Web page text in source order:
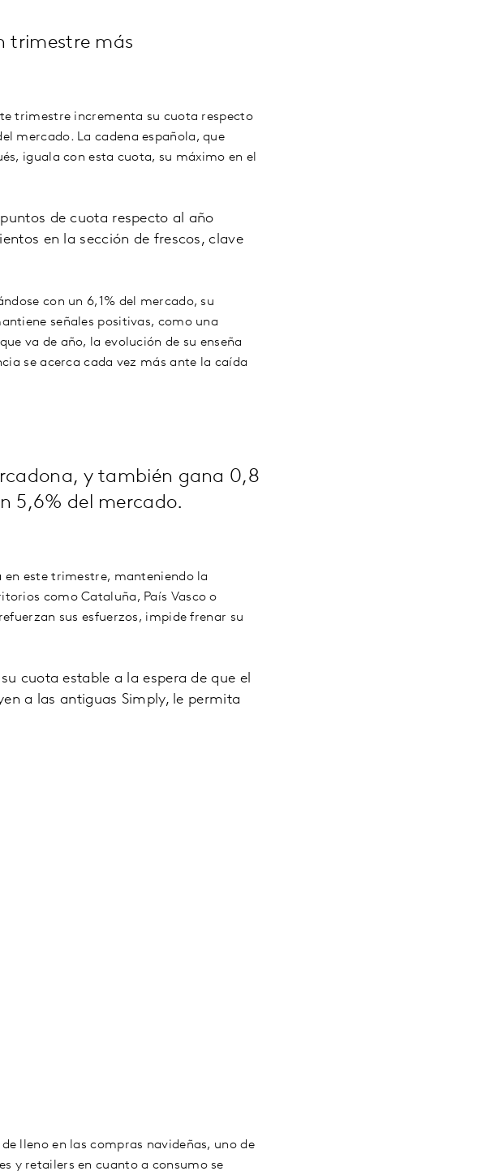
trimestre más
trimestre incrementa su cuota respecto
mercado. La cadena española, que
iguala con esta cuota, su máximo en el
de cuota respecto al año
en la sección de frescos, clave
con un 6,1% del mercado, su
señales positivas, como una
va de año, la evolución de su enseña
se acerca cada vez más ante la caída
y también gana 0,8
5,6% del mercado.
este trimestre, manteniendo la
como Cataluña, País Vasco o
sus esfuerzos, impide frenar su
cuota estable a la espera de que el
a las antiguas Simply, le permita
lleno en las compras navideñas, uno de
y retailers en cuanto a consumo se